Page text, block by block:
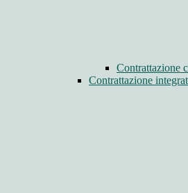
Contrattazione
Contrattazione